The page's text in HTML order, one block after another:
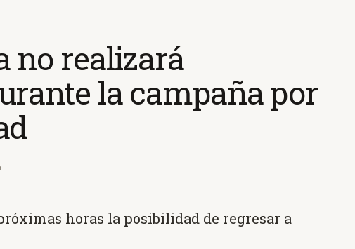
no realizará
la campaña por
horas la posibilidad de regresar a